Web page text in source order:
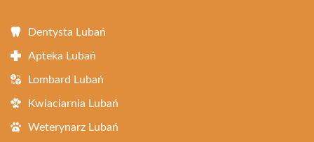
Dentysta Lubań
Apteka Lubań
Lombard Lubań
Kwiaciarnia Lubań
Weterynarz Lubań